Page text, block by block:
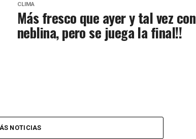
CLIMA
Más fresco que ayer y tal vez con
neblina, pero se juega la final!!
NOTICIAS